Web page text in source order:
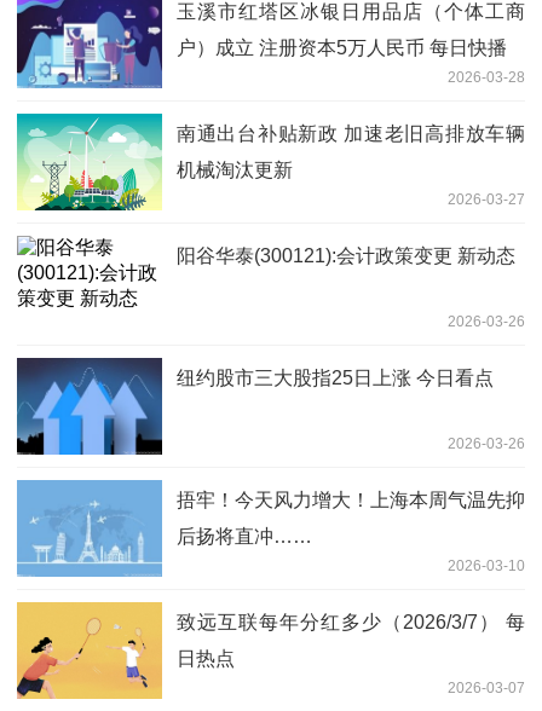
玉溪市红塔区冰银日用品店（个体工商
户）成立 注册资本5万人民币 每日快播
2026-03-28
南通出台补贴新政 加速老旧高排放车辆
机械淘汰更新
2026-03-27
阳谷华泰(300121):会计政策变更 新动态
2026-03-26
纽约股市三大股指25日上涨 今日看点
2026-03-26
捂牢！今天风力增大！上海本周气温先抑
后扬将直冲……
2026-03-10
致远互联每年分红多少（2026/3/7） 每
日热点
2026-03-07